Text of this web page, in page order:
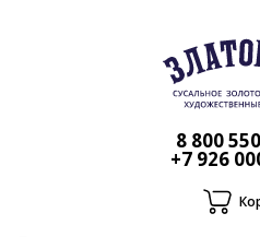
8 800
+7 926